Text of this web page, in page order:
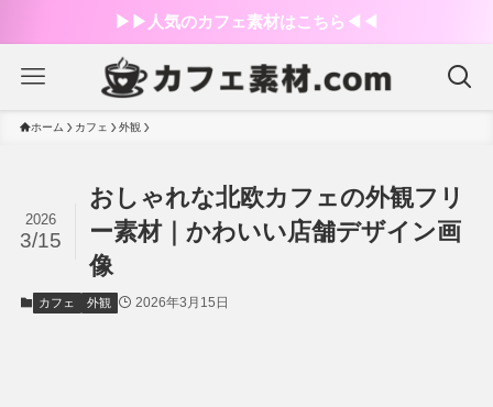
▶︎▶︎人気のカフェ素材はこちら◀︎◀︎
ホーム カフェ 外観
おしゃれな北欧カフェの外観フリ
ー素材｜かわいい店舗デザイン画
像
2026
3/15
カフェ 外観 2026年3月15日